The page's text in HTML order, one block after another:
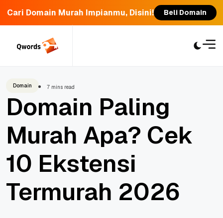
Cari Domain Murah Impianmu, Disini! Beli Domain
Domain 7 mins read
Domain Paling
Murah Apa? Cek
10 Ekstensi
Termurah 2026